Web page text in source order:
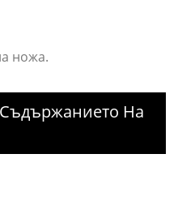
ножа.
Съдържанието На